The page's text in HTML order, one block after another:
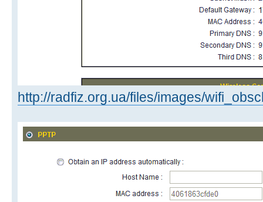
http://radfiz.org.ua/files/images/